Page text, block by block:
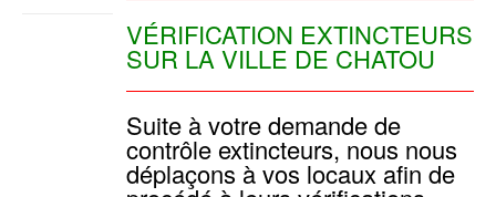
VÉRIFICATION EXTINCTEURS
SUR LA VILLE DE CHATOU
Suite à votre demande de
contrôle extincteurs, nous nous
déplaçons à vos locaux afin de